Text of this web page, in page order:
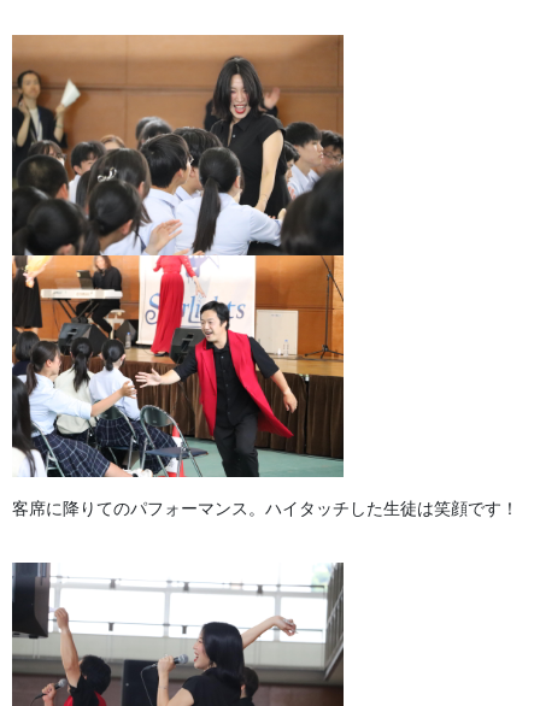
客席に降りてのパフォーマンス。ハイタッチした生徒は笑顔です！